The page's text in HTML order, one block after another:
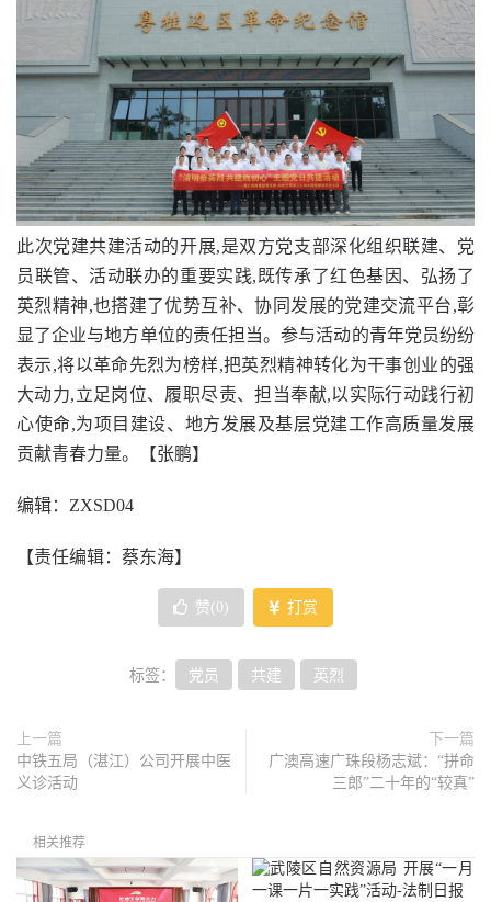
此次党建共建活动的开展,是双方党支部深化组织联建、党
员联管、活动联办的重要实践,既传承了红色基因、弘扬了
英烈精神,也搭建了优势互补、协同发展的党建交流平台,彰
显了企业与地方单位的责任担当。参与活动的青年党员纷纷
表示,将以革命先烈为榜样,把英烈精神转化为干事创业的强
大动力,立足岗位、履职尽责、担当奉献,以实际行动践行初
心使命,为项目建设、地方发展及基层党建工作高质量发展
贡献青春力量。【张鹏】
编辑：ZXSD04
【责任编辑：蔡东海】
赞( 0 ) 打赏
标签： 党员 共建 英烈
上一篇
中铁五局（湛江）公司开展中医
义诊活动
下一篇
广澳高速广珠段杨志斌：“拼命
三郎”二十年的“较真”
相关推荐